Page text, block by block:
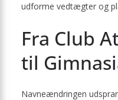
udforme vedtægter og
Fra Club
til
Navneændringen